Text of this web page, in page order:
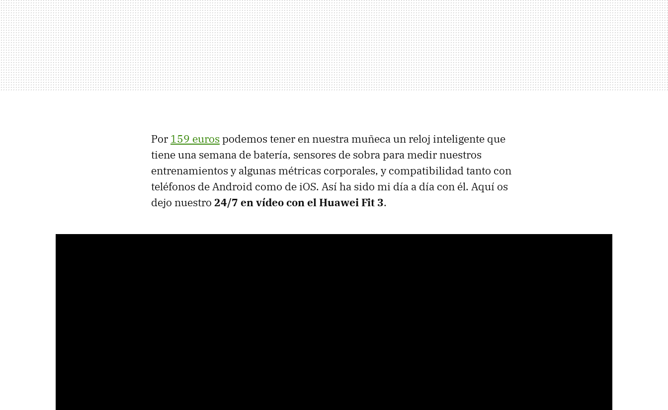
Por 159 euros podemos tener en nuestra muñeca un reloj inteligente que
tiene una semana de batería, sensores de sobra para medir nuestros
entrenamientos y algunas métricas corporales, y compatibilidad tanto con
teléfonos de Android como de iOS. Así ha sido mi día a día con él. Aquí os
dejo nuestro 24/7 en vídeo con el Huawei Fit 3.